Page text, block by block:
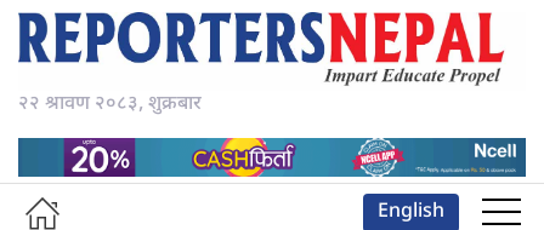
२२ श्रावण २०८३, शुक्रबार
English